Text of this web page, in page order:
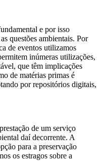
e por isso
questões ambientais. Por
de eventos utilizamos
inúmeras utilizações,
que têm implicações
de matérias primas é
por repositórios digitais,
de um serviço
daí decorrente. A
para a preservação
os estragos sobre a